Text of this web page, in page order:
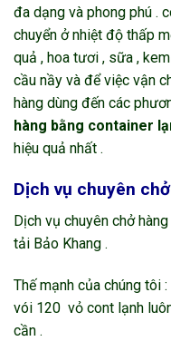
đa dạng và phong phú .
chuyển ở nhiệt độ thấp
quả , hoa tươi , sữa ,
cầu nầy và để việc vận
hàng dùng đến các
hàng bằng container
hiệu quả nhất .
Dịch vụ chuyên
Dịch vụ chuyên chở
tải Bảo Khang .
Thế mạnh của chúng tôi
vói 120 vỏ cont lạnh
cần .